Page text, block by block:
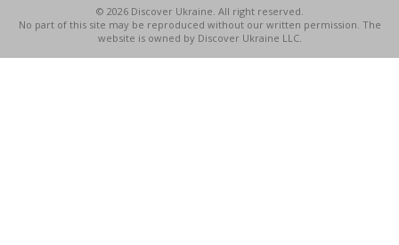
© 2026 Discover Ukraine. All right reserved.
No part of this site may be reproduced without our written permission. The
website is owned by Discover Ukraine LLC.